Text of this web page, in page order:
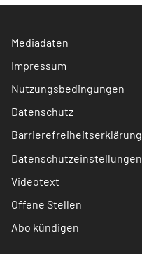
Mediadaten
Impressum
Nutzungsbedingungen
Datenschutz
Barrierefreiheitserklärung
Datenschutzeinstellungen
Videotext
Offene Stellen
Abo kündigen